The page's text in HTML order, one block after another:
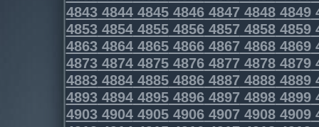
4843484448454846484748484849
4853485448554856485748584859
4863486448654866486748684869
4873487448754876487748784879
4883488448854886488748884889
4893489448954896489748984899
4903490449054906490749084909